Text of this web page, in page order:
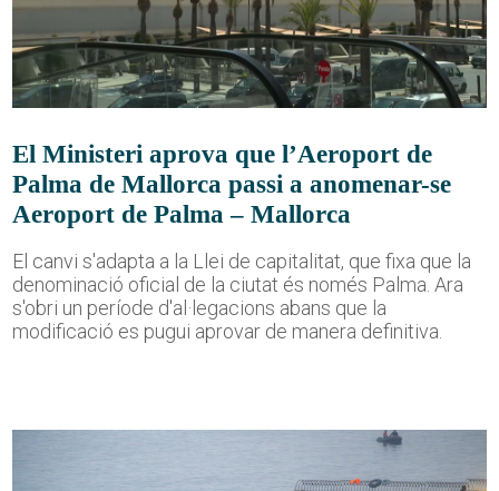
El Ministeri aprova que l’Aeroport de
Palma de Mallorca passi a anomenar-se
Aeroport de Palma – Mallorca
El canvi s'adapta a la Llei de capitalitat, que fixa que la
denominació oficial de la ciutat és només Palma. Ara
s'obri un període d'al·legacions abans que la
modificació es pugui aprovar de manera definitiva.